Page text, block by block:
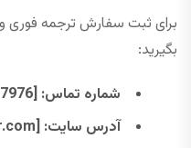
برای ثبت سفارش ترجمه فوری
بگیرید:
شماره تماس: [09357947976- 02126744870]
آدرس سایت: [alptranslator.com]